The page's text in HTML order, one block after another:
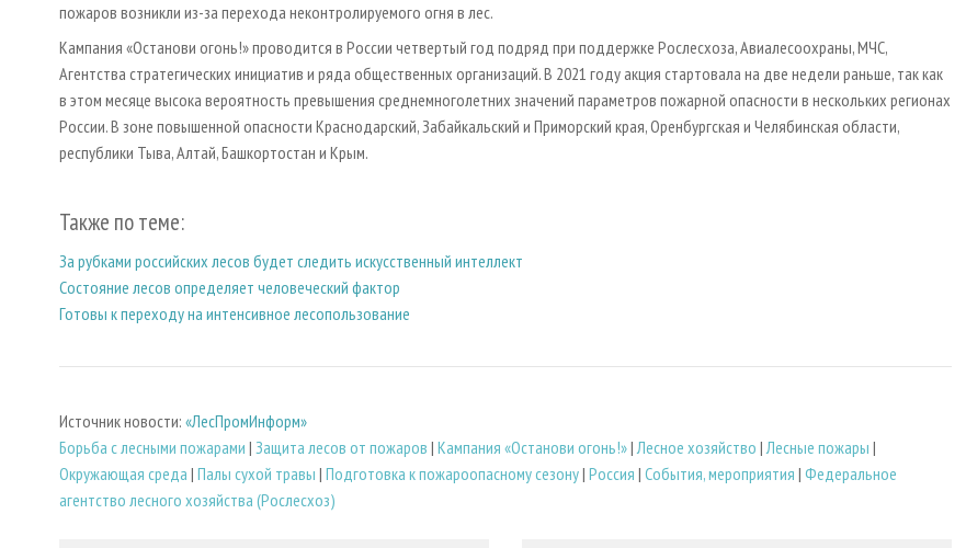
пожаров возникли из-за перехода неконтролируемого огня в лес.
Кампания «Останови огонь!» проводится в России четвертый год подряд при поддержке Рослесхоза, Авиалесоохраны, МЧС,
Агентства стратегических инициатив и ряда общественных организаций. В 2021 году акция стартовала на две недели раньше, так как
в этом месяце высока вероятность превышения среднемноголетних значений параметров пожарной опасности в нескольких регионах
России. В зоне повышенной опасности Краснодарский, Забайкальский и Приморский края, Оренбургская и Челябинская области,
республики Тыва, Алтай, Башкортостан и Крым.
Также по теме:
За рубками российских лесов будет следить искусственный интеллект
Состояние лесов определяет человеческий фактор
Готовы к переходу на интенсивное лесопользование
Источник новости: «ЛесПромИнформ»
Борьба с лесными пожарами | Защита лесов от пожаров | Кампания «Останови огонь!»|Лесное хозяйство |Лесные пожары |
Окружающая среда | Палы сухой травы | Подготовка к пожароопасному сезону| Россия | События, мероприятия | Федеральное
агентство лесного хозяйства (Рослесхоз)